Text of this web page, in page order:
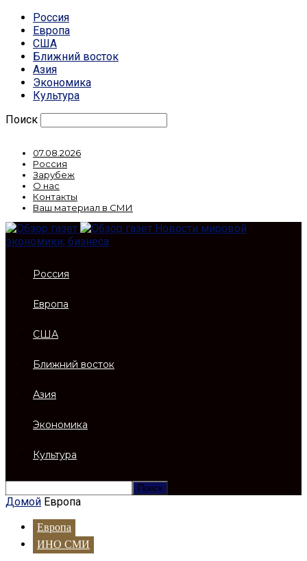
Россия
Европа
США
Ближний восток
Азия
Экономика
Культура
Поиск
07.08.2026
Россия
Зарубеж
О нас
Контакты
Ваш материал в СМИ
Новости мировой
экономики, бизнеса
Россия
Европа
США
Ближний восток
Азия
Экономика
Культура
Домой Европа
Европа
ИНО СМИ